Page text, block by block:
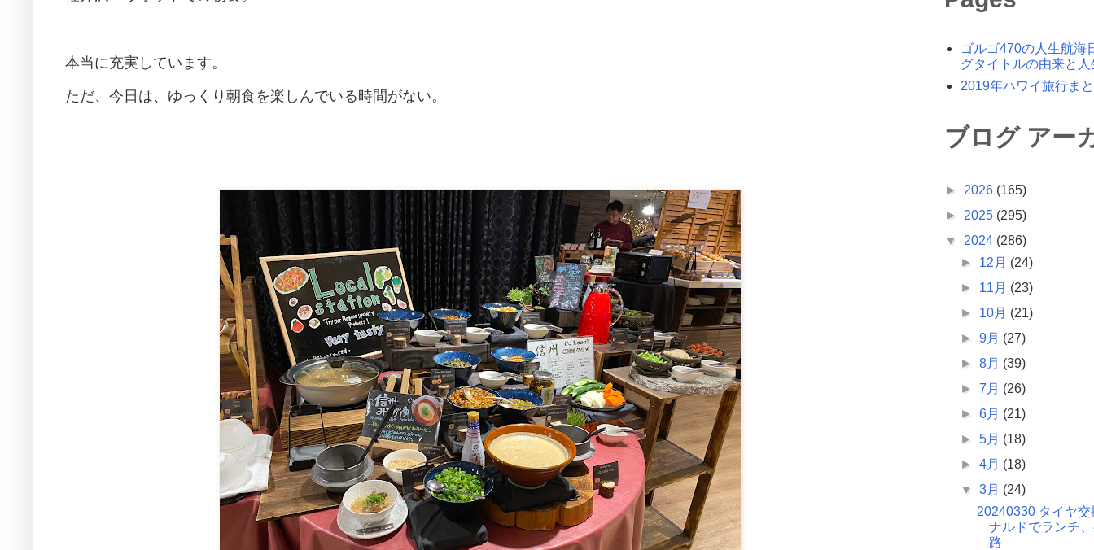
本当に充実しています。
ただ、今日は、ゆっくり朝食を楽しんでいる時間がない。
ゴルゴ470の人生航海
グタイトルの由来と
2019年ハワイ旅行ま
ブログ アー
► 2026 (165)
► 2025 (295)
▼ 2024 (286)
► 12月 (24)
► 11月 (23)
► 10月 (21)
►9月 (27)
►8月 (39)
►7月 (26)
►6月 (21)
►5月 (18)
►4月 (18)
▼3月 (24)
20240330 タイヤ
ナルドでランチ
路